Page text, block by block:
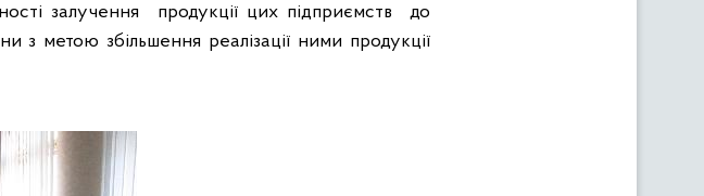
залучення
продукції цих підприємств
до
з метою збільшення реалізації ними продукції